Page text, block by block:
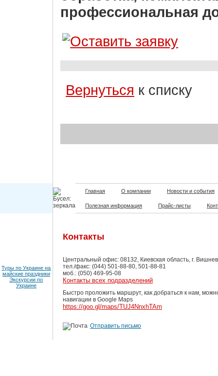
профессиональная
Вернуться к списку
Главная О компании Новости и события
Полезная информация Прайс-листы
Туры по Украине на
майские праздники
Экскурсии по
Украине
Контакты
Центральный офис: 08132, Киевская область, г.
тел./факс: (044) 501-88-80, 501-88-81
моб.: (050) 469-95-08
Контакты всех подразделений
Быстро проложить маршрут, как добраться к нам,
навигации в Google Maps
https://goo.gl/maps/TUJ4NnxhTAm
Отправить письмо